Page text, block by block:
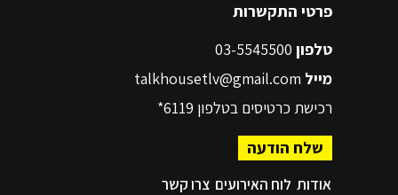
פרטי התקשרות
טלפון
מייל talkhousetlv@gmail.com
רכישת כרטיסים בטלפון 6119*
שלח הודעה
אודות לוח האירועים צרו קשר